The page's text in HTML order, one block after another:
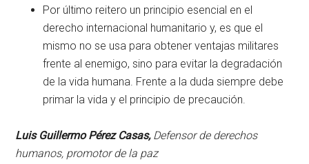
Por último reitero un principio esencial en el
derecho internacional humanitario y, es que el
mismo no se usa para obtener ventajas militares
frente al enemigo, sino para evitar la degradación
de la vida humana. Frente a la duda siempre debe
primar la vida y el principio de precaución.
Luis Guillermo Pérez Casas, Defensor de derechos
humanos, promotor de la paz